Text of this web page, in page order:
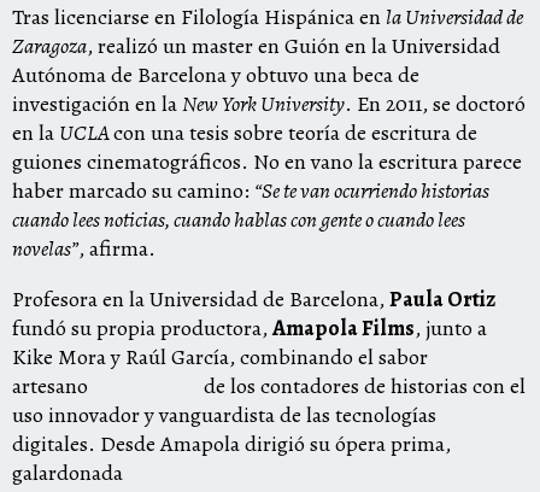
Tras licenciarse en Filología Hispánica en la Universidad de
Zaragoza, realizó un master en Guión en la Universidad
Autónoma de Barcelona y obtuvo una beca de
investigación en laNew York University. En 2011, se doctoró
en la UCLAcon una tesis sobre teoría de escritura de
guiones cinematográficos. No en vano la escritura parece
haber marcado su camino: “Se te van ocurriendo historias
cuando lees noticias, cuando hablas con gente o cuando lees
novelas”, afirma.
Profesora en la Universidad de Barcelona,Paula Ortiz
fundó su propia productora,Amapola Films, junto a
Kike Mora y Raúl García, combinando el sabor
artesano de los contadores de historias con el
uso innovador y vanguardista de las tecnologías
digitales. Desde Amapola dirigió su ópera prima,
galardonada